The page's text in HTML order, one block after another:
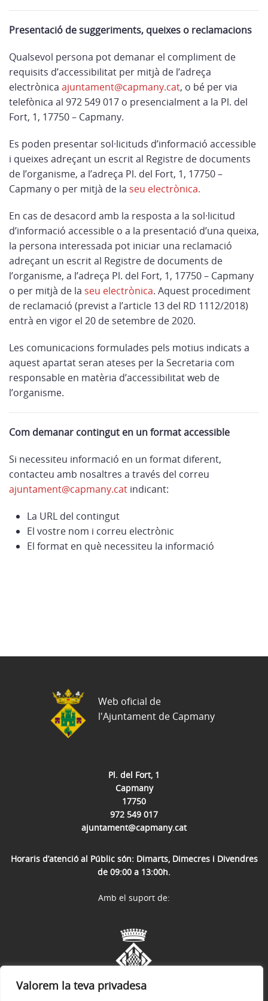
Valorem la teva privadesa
Presentació de suggeriments, queixes o reclamacions
Qualsevol persona pot demanar el compliment de
requisits d’accessibilitat per mitjà de l’adreça
electrònica ajuntament@capmany.cat, o bé per via
telefònica al 972 549 017 o presencialment a la Pl. del
Fort, 1, 17750 – Capmany.
Es poden presentar sol·licituds d’informació accessible
i queixes adreçant un escrit al Registre de documents
de l’organisme, a l’adreça Pl. del Fort, 1, 17750 –
Capmany o per mitjà de la seu electrònica.
En cas de desacord amb la resposta a la sol·licitud
d’informació accessible o a la presentació d’una queixa,
la persona interessada pot iniciar una reclamació
adreçant un escrit al Registre de documents de
l’organisme, a l’adreça Pl. del Fort, 1, 17750 – Capmany
o per mitjà de la seu electrònica. Aquest procediment
de reclamació (previst a l’article 13 del RD 1112/2018)
entrà en vigor el 20 de setembre de 2020.
Les comunicacions formulades pels motius indicats a
aquest apartat seran ateses per la Secretaria com
responsable en matèria d’accessibilitat web de
l’organisme.
Com demanar contingut en un format accessible
Si necessiteu informació en un format diferent,
contacteu amb nosaltres a través del correu
ajuntament@capmany.cat indicant:
La URL del contingut
El vostre nom i correu electrònic
El format en què necessiteu la informació
Pl. del Fort, 1
Capmany
17750
972 549 017
ajuntament@capmany.cat
Horaris d’atenció al Públic són: Dimarts, Dimecres i Divendres
de 09:00 a 13:00h.
Web oficial de
l'Ajuntament de Capmany
Amb el suport de: